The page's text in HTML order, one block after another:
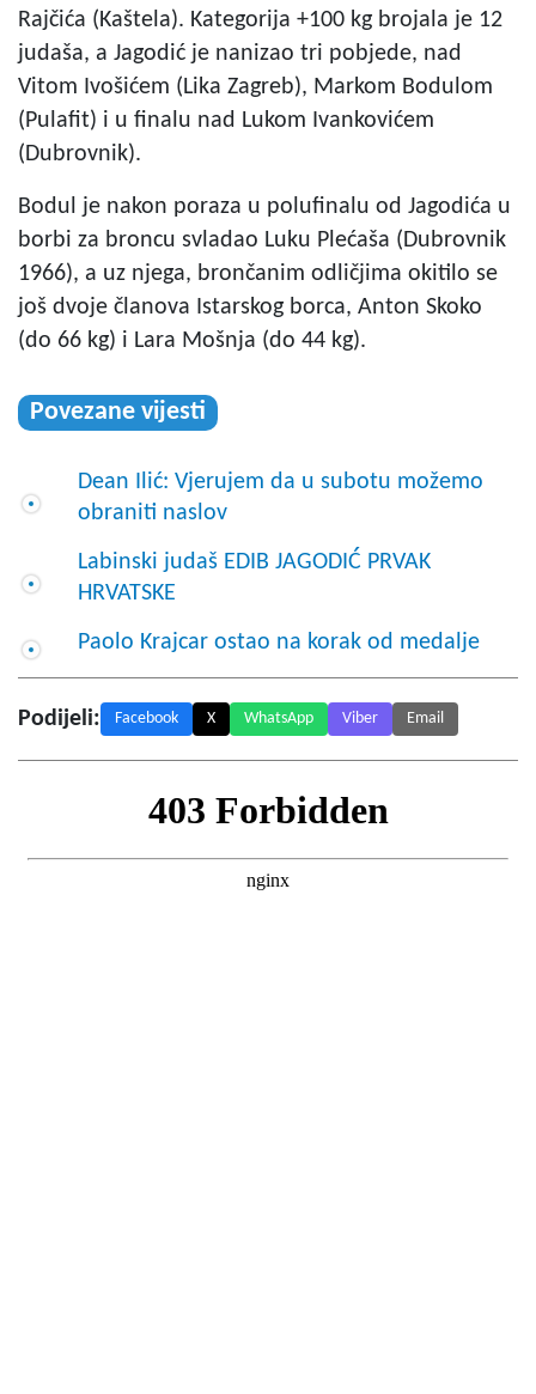
Rajčića (Kaštela). Kategorija +100 kg brojala je 12
judaša, a Jagodić je nanizao tri pobjede, nad
Vitom Ivošićem (Lika Zagreb), Markom Bodulom
(Pulafit) i u finalu nad Lukom Ivankovićem
(Dubrovnik).
Bodul je nakon poraza u polufinalu od Jagodića u
borbi za broncu svladao Luku Plećaša (Dubrovnik
1966), a uz njega, brončanim odličjima okitilo se
još dvoje članova Istarskog borca, Anton Skoko
(do 66 kg) i Lara Mošnja (do 44 kg).
Povezane vijesti
Dean Ilić: Vjerujem da u subotu možemo
obraniti naslov
Labinski judaš EDIB JAGODIĆ PRVAK
HRVATSKE
Paolo Krajcar ostao na korak od medalje
Podijeli: Facebook X WhatsApp Viber Email